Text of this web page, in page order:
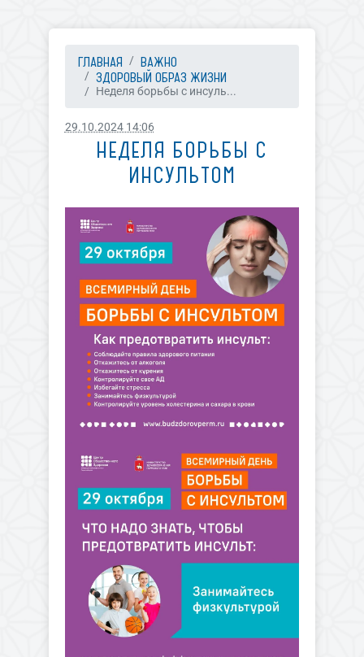
ГЛАВНАЯ
ВАЖНО
ЗДОРОВЫЙ ОБРАЗ ЖИЗНИ
Неделя борьбы с инсуль...
29.10.2024 14:06
НЕДЕЛЯ БОРЬБЫ С
ИНСУЛЬТОМ